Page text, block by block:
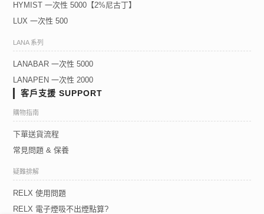
HYMIST 一次性 5000【2%尼古丁】
LUX 一次性 500
LANA 系列
LANABAR 一次性 5000
LANAPEN 一次性 2000
客戶支援 SUPPORT
購物指南
下單送貨流程
常見問題 & 保養
疑難排解
RELX 使用問題
RELX 電子煙吸不出煙點算?